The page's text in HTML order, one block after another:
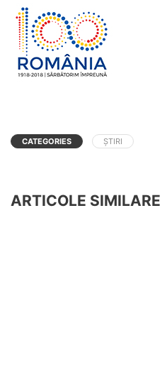
CATEGORIES ȘTIRI
ARTICOLE SIMILARE